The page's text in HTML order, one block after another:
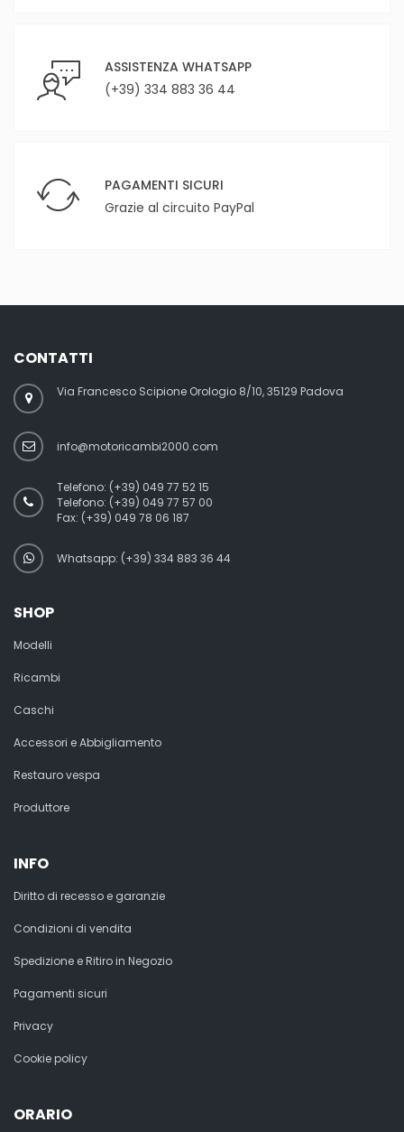
ASSISTENZA WHATSAPP
(+39) 334 883 36 44
PAGAMENTI SICURI
Grazie al circuito PayPal
CONTATTI
Via Francesco Scipione Orologio 8/10, 35129 Padova
info@motoricambi2000.com
Telefono: (+39) 049 77 52 15
Telefono: (+39) 049 77 57 00
Fax: (+39) 049 78 06 187
Whatsapp: (+39) 334 883 36 44
SHOP
Modelli
Ricambi
Caschi
Accessori e Abbigliamento
Restauro vespa
Produttore
INFO
Diritto di recesso e garanzie
Condizioni di vendita
Spedizione e Ritiro in Negozio
Pagamenti sicuri
Privacy
Cookie policy
ORARIO